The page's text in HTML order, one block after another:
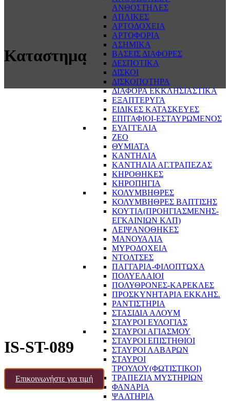
ΑΝΘΟΣΤΗΛΕΣ
ΑΠΛΙΚΕΣ
ΑΡΤΟΔΟΧΕΙΑ
ΑΡΤΟΦΟΡΙΑ
ΑΣΗΜΙΚΑ
ΒΑΣΕΙΣ ΔΙΑΦΟΡΕΣ
ΔΕΣΠΟΤΙΚΑ
ΔΙΣΚΟΙ
ΔΙΣΚΟΠΟΤΗΡΑ
ΔΙΑΦΟΡΑ ΕΚΚΛΗΣΙΑΣΤΙΚΑ
ΕΞΑΠΤΕΡΥΓΑ
ΕΙΔΙΚΕΣ ΚΑΤΑΣΚΕΥΕΣ
ΕΠΙΤΑΦΙΟΙ-ΕΣΤΑΥΡΩΜΕΝΟΣ
ΕΥΑΓΓΕΛΙΑ
ΖΕΟ
ΘΥΜΙΑΤΑ
ΚΑΝΤΗΛΙΑ
ΚΑΝΤΗΛΙΑ ΑΓ.ΤΡΑΠΕΖΑΣ
ΚΗΡΟΘΗΚΕΣ
ΚΗΡΟΠΗΓΙΑ
ΚΟΛΥΜΒΗΘΡΕΣ
ΚΟΛΥΜΒΗΘΡΕΣ ΒΑΠΤΙΣΗΣ
ΚΟΥΤΙΑ(ΠΡΟΗΓΙΑΣΜΕΝΗΣ-
ΕΓΚΑΙΝΙΩΝ ΚΛΠ)
ΛΕΙΨΑΝΟΘΗΚΕΣ
ΜΑΝΟΥΑΛΙΑ
ΜΥΡΟΔΟΧΕΙΑ
ΝΤΟΛΤΣΕΣ
ΠΑΓΓΑΡΙΑ-ΦΙΛΟΠΤΩΧΑ
ΠΟΛΥΕΛΑΙΟΙ
ΠΟΛΥΘΡΟΝΕΣ-ΚΑΡΕΚΛΕΣ
ΠΡΟΣΚΥΝΗΤΑΡΙΑ ΕΚΚΛΗΣ.
ΡΑΝΤΙΣΤΗΡΙΑ
ΣΤΑΣΙΔΙΑ ΑΛΟΥΜ
ΣΤΑΥΡΟΙ ΕΥΛΟΓΙΑΣ
ΣΤΑΥΡΟΙ ΑΓΙΑΣΜΟΥ
ΣΤΑΥΡΟΙ ΕΠΙΣΤΗΘΙΟΙ
ΣΤΑΥΡΟΙ ΛΑΒΑΡΩΝ
ΣΤΑΥΡΟΙ
ΤΡΟΥΛΟΥ(ΦΩΤΙΣΤΙΚΟΙ)
ΤΡΑΠΕΖΙΑ ΜΥΣΤΗΡΙΩΝ
ΦΑΝΑΡΙΑ
ΨΑΛΤΗΡΙΑ
Καταστημα
IS-ST-089
Επικοινωνήστε για τιμή